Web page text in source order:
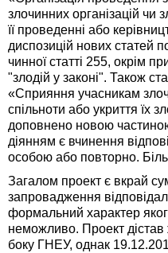
злочинних організацій чи
її проведенні або
диспозицій нових статей
чинної статті 255, окрім
"злодій у законі". Також
«Сприяння учасникам
спільноти або укриття їх
доповнено новою
діянням є вчинення
особою або повторно.
Загалом проект є вкрай
запровадження
формальний характер
неможливо. Проект дістав
боку ГНЕУ, однак